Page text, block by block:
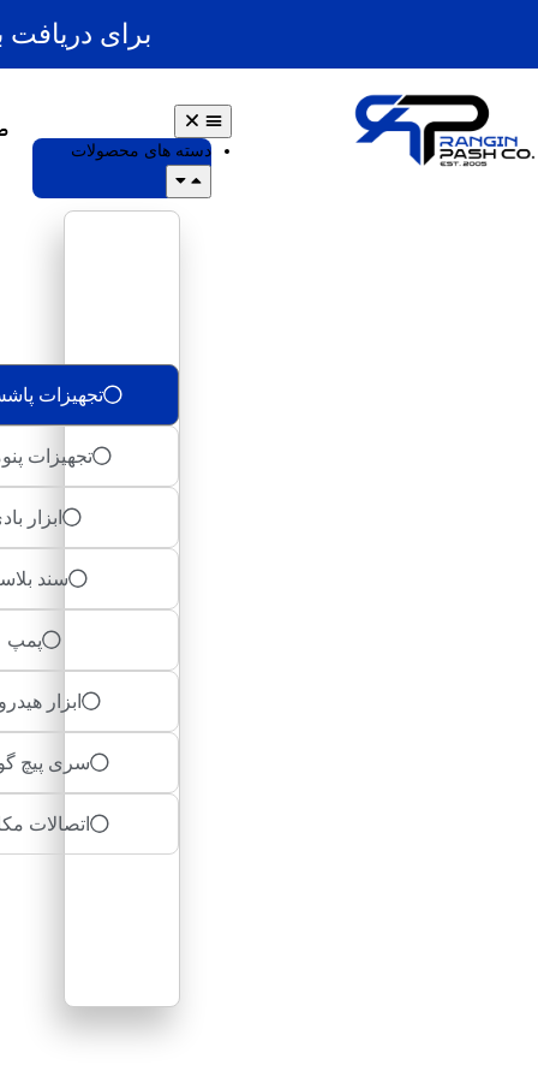
برای
دسته های محصولات
تجهیزات
تجهیزات
ابزار
سند
پمپ
ابزار
سری پیچ
اتصالات